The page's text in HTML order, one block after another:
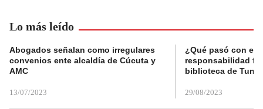
Lo más leído
Abogados señalan como irregulares
convenios ente alcaldía de Cúcuta y
AMC
13/07/2023
¿Qué pasó con el
responsabilidad
biblioteca de
29/08/2023